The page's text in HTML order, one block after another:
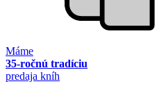
Máme
35-ročnú tradíciu
predaja kníh